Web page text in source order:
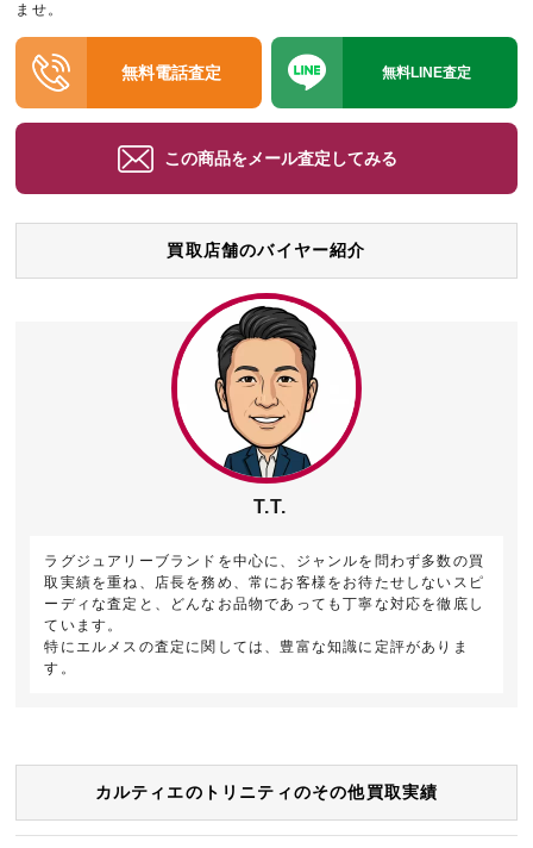
ませ。
無料電話査定 無料LINE査定
この商品をメール査定してみる
買取店舗のバイヤー紹介
T.T.
ラグジュアリーブランドを中心に、ジャンルを問わず多数の買
取実績を重ね、店長を務め、常にお客様をお待たせしないスピ
ーディな査定と、どんなお品物であっても丁寧な対応を徹底し
ています。
特にエルメスの査定に関しては、豊富な知識に定評がありま
す。
カルティエのトリニティのその他買取実績